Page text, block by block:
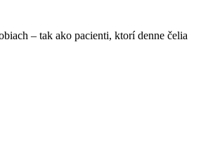
– tak ako pacienti, ktorí denne čelia